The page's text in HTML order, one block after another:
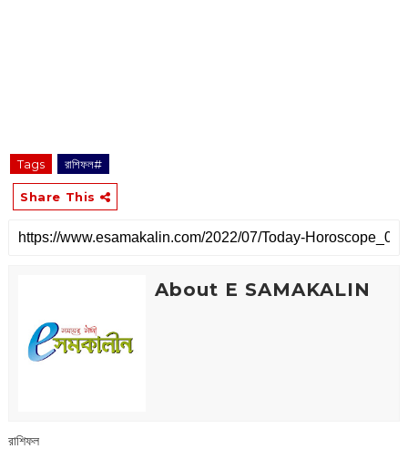
Tags রাশিফল#
Share This
About E SAMAKALIN
রাশিফল